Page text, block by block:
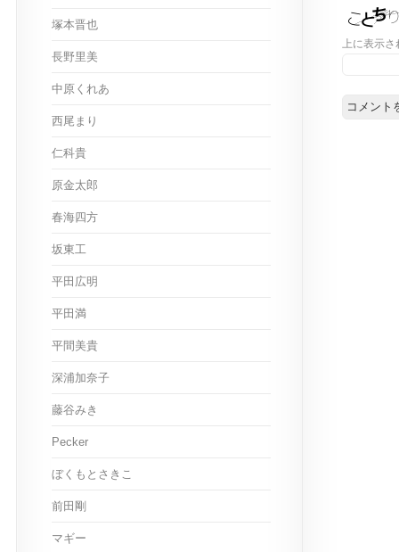
上に表示
塚本晋也
長野里美
中原くれあ
西尾まり
仁科貴
原金太郎
春海四方
坂東工
平田広明
平田満
平間美貴
深浦加奈子
藤谷みき
Pecker
ぼくもとさきこ
前田剛
マギー